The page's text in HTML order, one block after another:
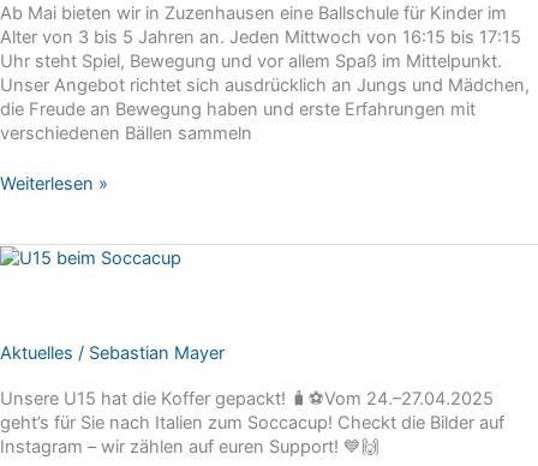
Ab Mai bieten wir in Zuzenhausen eine Ballschule für Kinder im
Alter von 3 bis 5 Jahren an. Jeden Mittwoch von 16:15 bis 17:15
Uhr steht Spiel, Bewegung und vor allem Spaß im Mittelpunkt.
Unser Angebot richtet sich ausdrücklich an Jungs und Mädchen,
die Freude an Bewegung haben und erste Erfahrungen mit
verschiedenen Bällen sammeln
Ballschule
von
Jahren
Weiterlesen »
Aktuelles / Sebastian Mayer
Unsere U15 hat die Koffer gepackt! 🧳⚽Vom 24.–27.04.2025
geht’s für Sie nach Italien zum Soccacup! Checkt die Bilder auf
Instagram – wir zählen auf euren Support! 💙🙌